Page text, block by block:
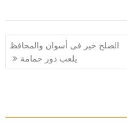
الصلح خير فى أسوان والمحافظ
يلعب دور حمامة